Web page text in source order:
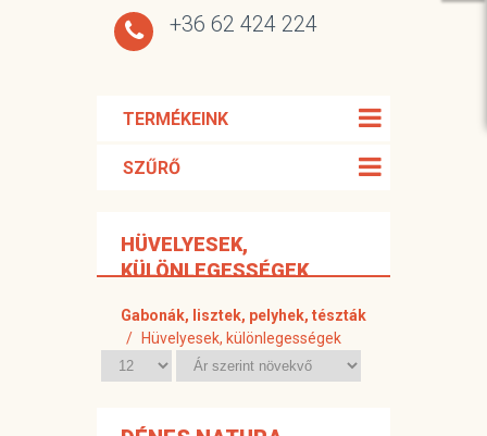
+36 62 424 224
TERMÉKEINK
SZŰRŐ
HÜVELYESEK,
KÜLÖNLEGESSÉGEK
Gabonák, lisztek, pelyhek, tészták
Hüvelyesek, különlegességek